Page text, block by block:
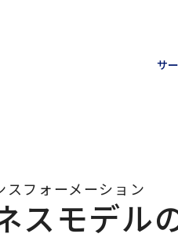
サ
フォーメーション
モデル